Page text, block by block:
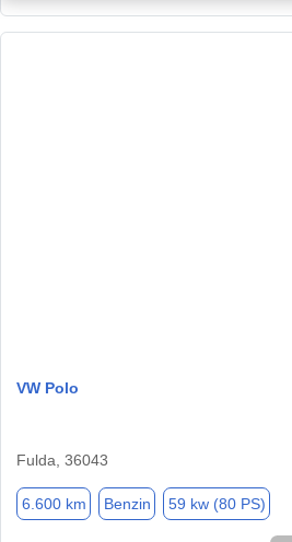
VW Polo
Fulda, 36043
6.600 km Benzin 59 kw (80 PS)